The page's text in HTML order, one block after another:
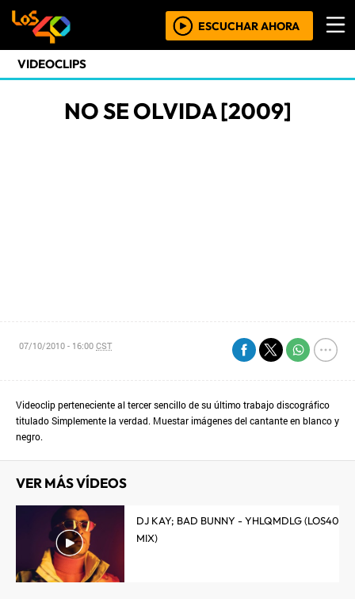
ESCUCHAR AHORA
VIDEOCLIPS
NO SE OLVIDA [2009]
07/10/2010 - 16:00CST
Videoclip perteneciente al tercer sencillo de su último trabajo discográfico
titulado Simplemente la verdad. Muestar imágenes del cantante en blanco y
negro.
VER MÁS VÍDEOS
DJ KAY; BAD BUNNY - YHLQMDLG (LOS40
MIX)